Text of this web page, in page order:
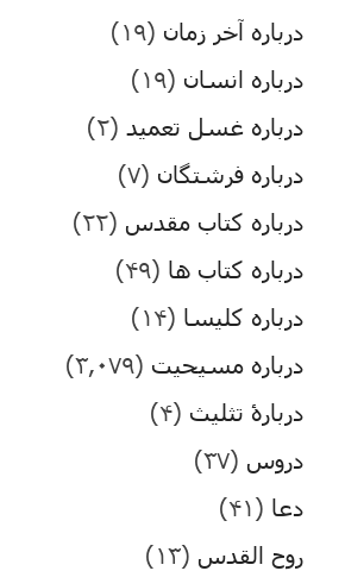
درباره آخر زمان (۱۹)
درباره انسان (۱۹)
درباره غسل تعمید (۲)
درباره فرشتگان (۷)
درباره کتاب مقدس (۲۲)
درباره کتاب ها (۴۹)
درباره کلیسا (۱۴)
درباره مسیحیت (۳,۰۷۹)
دربارۀ تثلیث (۴)
دروس (۳۷)
دعا (۴۱)
روح القدس (۱۳)